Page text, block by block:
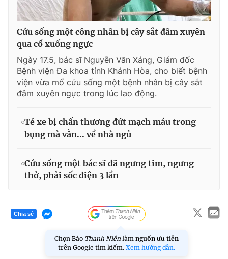
Cứu sống một công nhân bị cây sắt đâm xuyên
qua cổ xuống ngực
Ngày 17.5, bác sĩ Nguyễn Văn Xáng, Giám đốc
Bệnh viện Đa khoa tỉnh Khánh Hòa, cho biết bệnh
viện vừa mổ cứu sống một bệnh nhân bị cây sắt
đâm xuyên ngực trong lúc lao động.
Té xe bị chấn thương đứt mạch máu trong
bụng mà vẫn... về nhà ngủ
Cứu sống một bác sĩ đã ngưng tim, ngưng
thở, phải sốc điện 3 lần
Chia sẻ
Chọn Báo Thanh Niên làm nguồn ưu tiên
trên Google tìm kiếm. Xem hướng dẫn.